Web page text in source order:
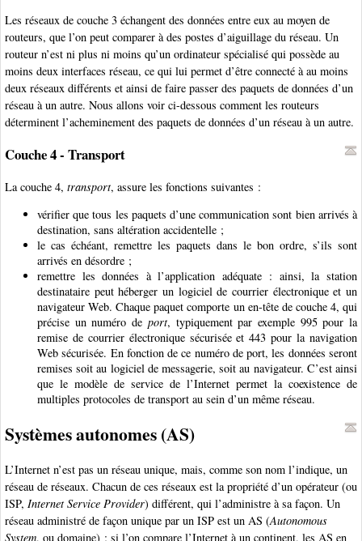
Les réseaux de couche 3 échangent des données entre eux au moyen de
routeurs, que l’on peut comparer à des postes d’aiguillage du réseau. Un
routeur n’est ni plus ni moins qu’un ordinateur spécialisé qui possède au
moins deux interfaces réseau, ce qui lui permet d’être connecté à au moins
deux réseaux différents et ainsi de faire passer des paquets de données d’un
réseau à un autre. Nous allons voir ci-dessous comment les routeurs
déterminent l’acheminement des paquets de données d’un réseau à un autre.
Couche 4 - Transport
La couche 4, transport, assure les fonctions suivantes :
vérifier que tous les paquets d’une communication sont bien arrivés à
destination, sans altération accidentelle ;
le cas échéant, remettre les paquets dans le bon ordre, s’ils sont
arrivés en désordre ;
remettre les données à l’application adéquate : ainsi, la station
destinataire peut héberger un logiciel de courrier électronique et un
navigateur Web. Chaque paquet comporte un en-tête de couche 4, qui
précise un numéro de port, typiquement par exemple 995 pour la
remise de courrier électronique sécurisée et 443 pour la navigation
Web sécurisée. En fonction de ce numéro de port, les données seront
remises soit au logiciel de messagerie, soit au navigateur. C’est ainsi
que le modèle de service de l’Internet permet la coexistence de
multiples protocoles de transport au sein d’un même réseau.
Systèmes autonomes (AS)
L’Internet n’est pas un réseau unique, mais, comme son nom l’indique, un
réseau de réseaux. Chacun de ces réseaux est la propriété d’un opérateur (ou
ISP, Internet Service Provider) différent, qui l’administre à sa façon. Un
réseau administré de façon unique par un ISP est un AS (Autonomous
System, ou domaine) ; si l’on compare l’Internet à un continent, les AS en